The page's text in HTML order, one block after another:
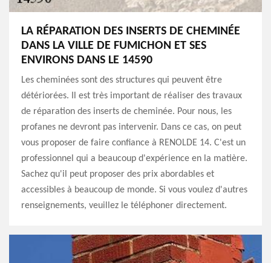
LA RÉPARATION DES INSERTS DE CHEMINÉE
DANS LA VILLE DE FUMICHON ET SES
ENVIRONS DANS LE 14590
Les cheminées sont des structures qui peuvent être
détériorées. Il est très important de réaliser des travaux
de réparation des inserts de cheminée. Pour nous, les
profanes ne devront pas intervenir. Dans ce cas, on peut
vous proposer de faire confiance à RENOLDE 14. C'est un
professionnel qui a beaucoup d'expérience en la matière.
Sachez qu'il peut proposer des prix abordables et
accessibles à beaucoup de monde. Si vous voulez d'autres
renseignements, veuillez le téléphoner directement.